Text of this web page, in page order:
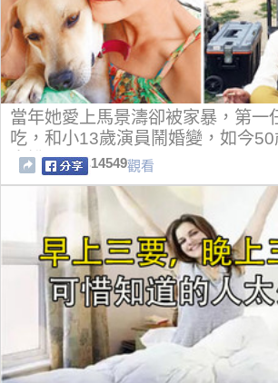
當年她愛上馬景濤卻被家暴，第一
吃，和小13歲演員鬧婚變，如今
人說...
14549觀看